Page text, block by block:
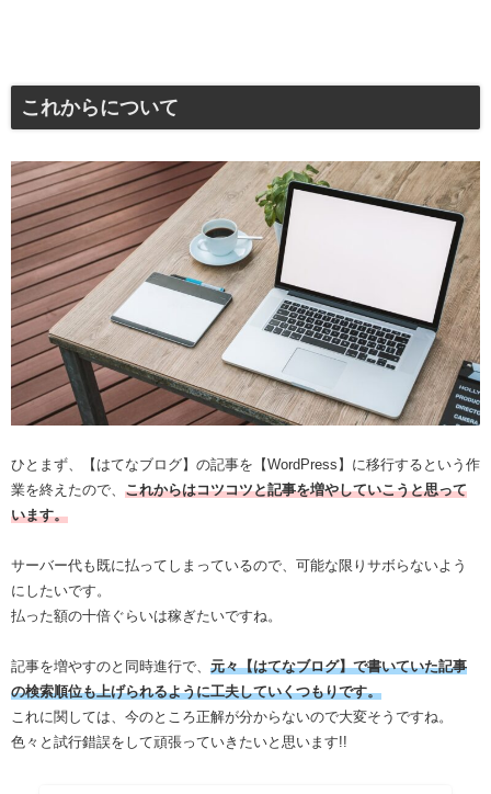
これからについて
ひとまず、【はてなブログ】の記事を【WordPress】に移行するという作
業を終えたので、 これからはコツコツと記事を増やしていこうと思って
います。
サーバー代も既に払ってしまっているので、可能な限りサボらないよう
にしたいです。
払った額の十倍ぐらいは稼ぎたいですね。
記事を増やすのと同時進行で、 元々【はてなブログ】で書いていた記事
の検索順位も上げられるように工夫していくつもりです。
これに関しては、今のところ正解が分からないので大変そうですね。
色々と試行錯誤をして頑張っていきたいと思います!!